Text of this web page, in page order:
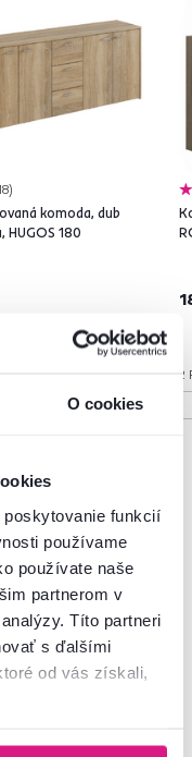
O cookies
poskytovanie funkcií
používame
používate naše
partnerom v
Títo partneri
s ďalšími
od vás získali,
komoda, dub
HUGOS 180